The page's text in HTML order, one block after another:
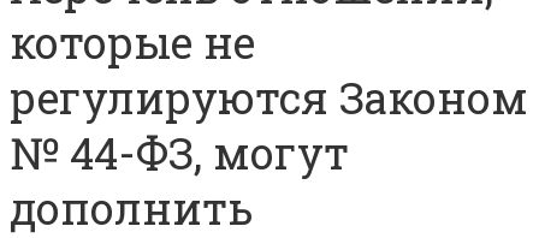
которые не
регулируются Законом
№ 44-ФЗ, могут
дополнить